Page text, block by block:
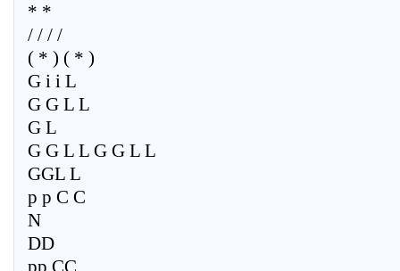
* *
/ / / /
( * ) ( * )
G i i L
G G L L
G L
G G L L G G L L
GGL L
p p C C
N
DD
pp CC